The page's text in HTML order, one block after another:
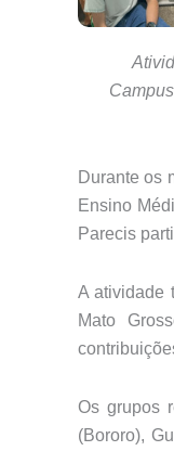
Durante os
Ensino
Parecis
A atividade
Mato
Os grupos
(Bororo),